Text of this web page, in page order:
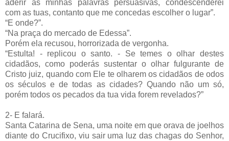
aderir às minhas palavras persuasivas, condescenderei
com as tuas, contanto que me concedas escolher o lugar”.
“E onde?”.
“Na praça do mercado de Edessa”.
Porém ela recusou, horrorizada de vergonha.
“Estulta! - replicou o santo. - Se temes o olhar destes
cidadãos, como poderás sustentar o olhar fulgurante de
Cristo juiz, quando com Ele te olharem os cidadãos de odos
os séculos e de todas as cidades? Quando não um só,
porém todos os pecados da tua vida forem revelados?”
2- E falará.
Santa Catarina de Sena, uma noite em que orava de joelhos
diante do Crucifixo, viu sair uma luz das chagas do Senhor,